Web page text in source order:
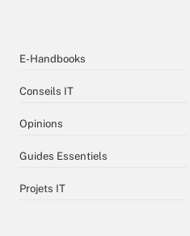
E-Handbooks
Conseils IT
Opinions
Guides Essentiels
Projets IT